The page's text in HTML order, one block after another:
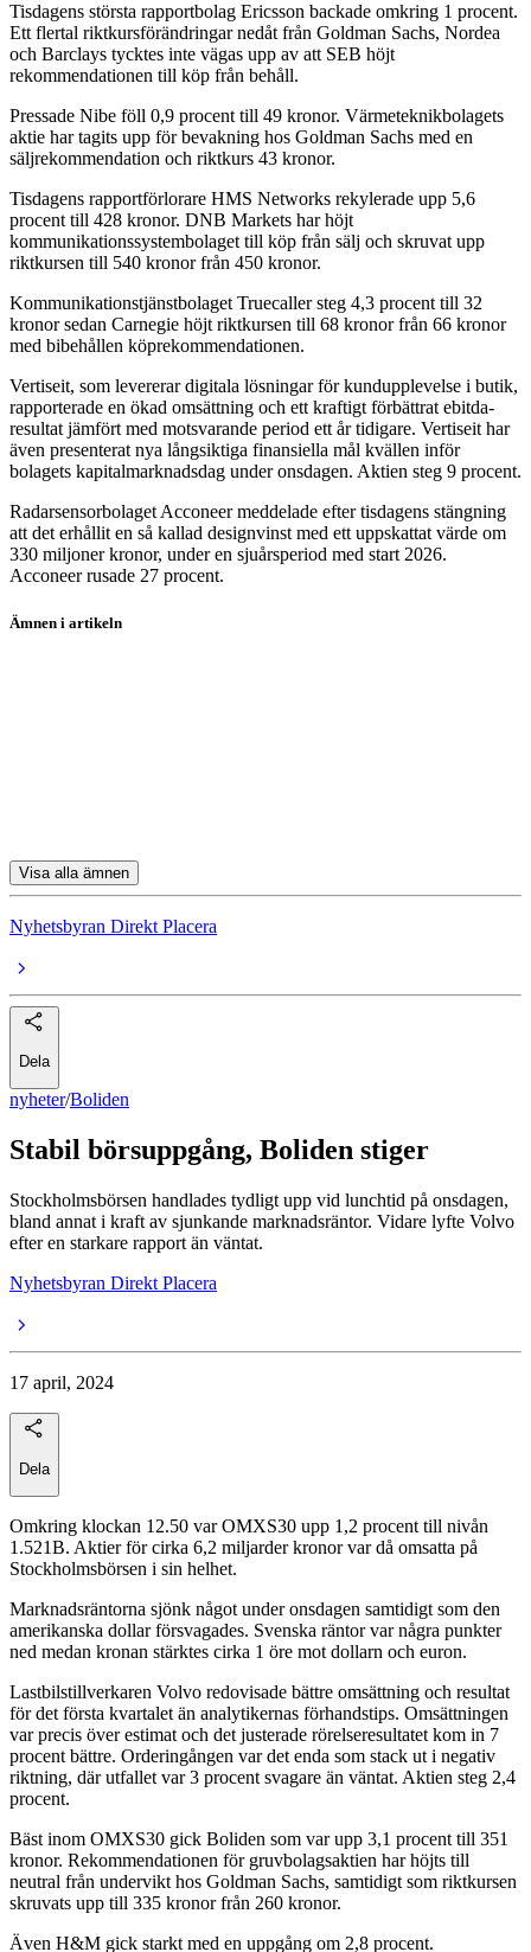
Tisdagens största rapportbolag Ericsson backade omkring 1 procent.
Ett flertal riktkursförändringar nedåt från Goldman Sachs, Nordea
och Barclays tycktes inte vägas upp av att SEB höjt
rekommendationen till köp från behåll.
Pressade Nibe föll 0,9 procent till 49 kronor. Värmeteknikbolagets
aktie har tagits upp för bevakning hos Goldman Sachs med en
säljrekommendation och riktkurs 43 kronor.
Tisdagens rapportförlorare HMS Networks rekylerade upp 5,6
procent till 428 kronor. DNB Markets har höjt
kommunikationssystembolaget till köp från sälj och skruvat upp
riktkursen till 540 kronor från 450 kronor.
Kommunikationstjänstbolaget Truecaller steg 4,3 procent till 32
kronor sedan Carnegie höjt riktkursen till 68 kronor från 66 kronor
med bibehållen köprekommendationen.
Vertiseit, som levererar digitala lösningar för kundupplevelse i butik,
rapporterade en ökad omsättning och ett kraftigt förbättrat ebitda-
resultat jämfört med motsvarande period ett år tidigare. Vertiseit har
även presenterat nya långsiktiga finansiella mål kvällen inför
bolagets kapitalmarknadsdag under onsdagen. Aktien steg 9 procent.
Radarsensorbolaget Acconeer meddelade efter tisdagens stängning
att det erhållit en så kallad designvinst med ett uppskattat värde om
330 miljoner kronor, under en sjuårsperiod med start 2026.
Acconeer rusade 27 procent.
Ämnen i artikeln
Visa alla ämnen
Nyhetsbyran Direkt Placera
Dela
nyheter/Boliden
Stabil börsuppgång, Boliden stiger
Stockholmsbörsen handlades tydligt upp vid lunchtid på onsdagen,
bland annat i kraft av sjunkande marknadsräntor. Vidare lyfte Volvo
efter en starkare rapport än väntat.
Nyhetsbyran Direkt Placera
17 april, 2024
Dela
Omkring klockan 12.50 var OMXS30 upp 1,2 procent till nivån
1.521B. Aktier för cirka 6,2 miljarder kronor var då omsatta på
Stockholmsbörsen i sin helhet.
Marknadsräntorna sjönk något under onsdagen samtidigt som den
amerikanska dollar försvagades. Svenska räntor var några punkter
ned medan kronan stärktes cirka 1 öre mot dollarn och euron.
Lastbilstillverkaren Volvo redovisade bättre omsättning och resultat
för det första kvartalet än analytikernas förhandstips. Omsättningen
var precis över estimat och det justerade rörelseresultatet kom in 7
procent bättre. Orderingången var det enda som stack ut i negativ
riktning, där utfallet var 3 procent svagare än väntat. Aktien steg 2,4
procent.
Bäst inom OMXS30 gick Boliden som var upp 3,1 procent till 351
kronor. Rekommendationen för gruvbolagsaktien har höjts till
neutral från undervikt hos Goldman Sachs, samtidigt som riktkursen
skruvats upp till 335 kronor från 260 kronor.
Även H&M gick starkt med en uppgång om 2,8 procent.